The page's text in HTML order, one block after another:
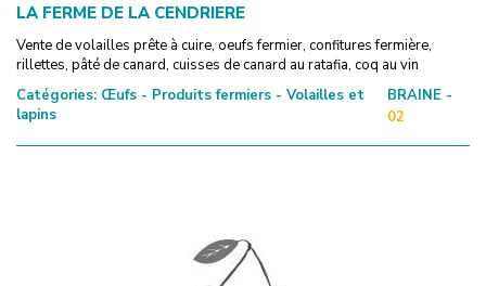
LA FERME DE LA CENDRIERE
Vente de volailles prête à cuire, oeufs fermier, confitures fermière,
rillettes, pâté de canard, cuisses de canard au ratafia, coq au vin
Catégories: Œufs - Produits fermiers - Volailles et
lapins
BRAINE -
02